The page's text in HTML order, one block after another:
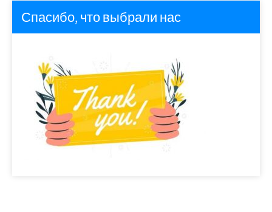
Спасибо, что выбрали нас